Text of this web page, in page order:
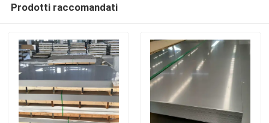
Prodotti raccomandati